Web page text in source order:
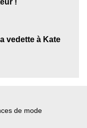
vedette à Kate
de mode